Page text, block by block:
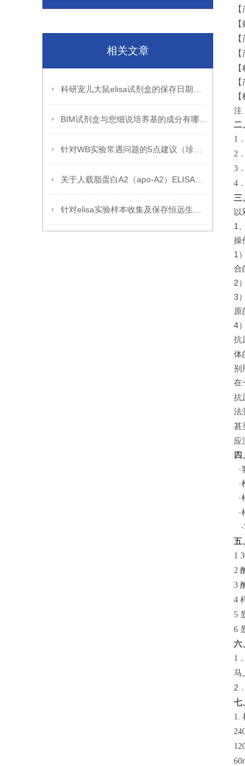
相关文章
注
二
1
2
3
4
三
以
1
操
1
合
2
3
原
4
抗
体
别
在
抗
法
甚
应
·
·
·
·
·
五
1
2
3
4
5
6
六
1
马
2
七
1.